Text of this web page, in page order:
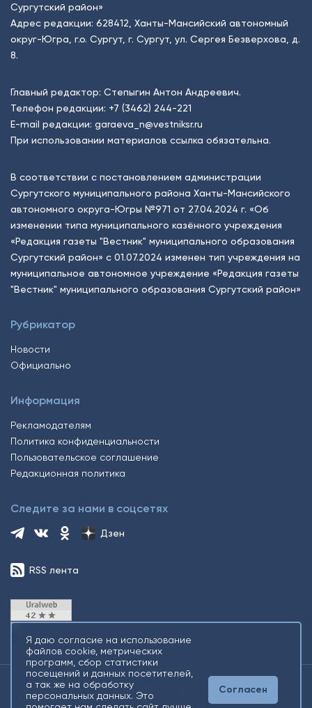
Сургутский район»
Адрес редакции: 628412, Ханты-Мансийский автономный
округ-Югра, г.о. Сургут, г. Сургут, ул. Сергея Безверхова, д.
8.
Главный редактор: Степыгин Антон Андреевич.
Телефон редакции: +7 (3462) 244-221
E-mail редакции: garaeva_n@vestniksr.ru
При использовании материалов ссылка обязательна.
В соответствии с постановлением администрации
Сургутского муниципального района Ханты-Мансийского
автономного округа-Югры №971 от 27.04.2024 г. «Об
изменении типа муниципального казённого учреждения
«Редакция газеты "Вестник" муниципального образования
Сургутский район» с 01.07.2024 изменен тип учреждения на
муниципальное автономное учреждение «Редакция газеты
"Вестник" муниципального образования Сургутский район»
Рубрикатор
Новости
Официально
Информация
Рекламодателям
Политика конфиденциальности
Пользовательское соглашение
Редакционная политика
Следите за нами в соцсетях
Дзен
RSS лента
2026 © Все права защищены. Сетевое издание Информационное
агентство «Югорский снегирь» +16
Я даю согласие на использование
файлов cookie, метрических
программ, сбор статистики
посещений и данных посетителей,
а так же на обработку
персональных данных. Это
Согласен